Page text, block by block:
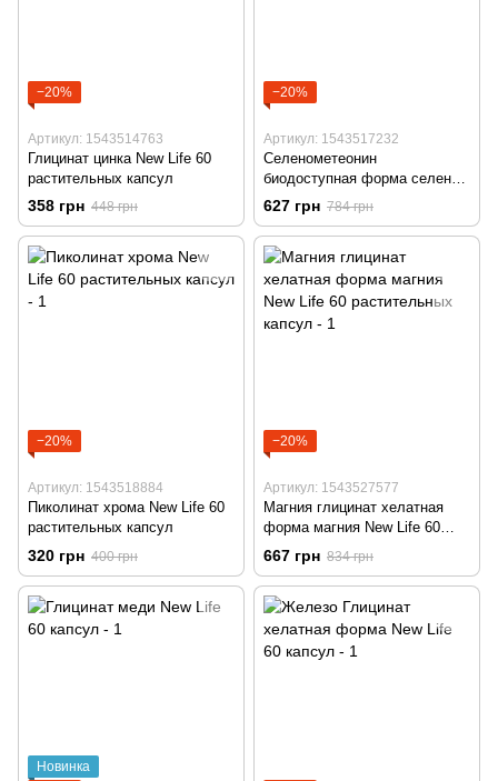
−20%
Артикул: 1543514763
Глицинат цинка New Life 60
растительных капсул
358 грн 448 грн
−20%
Артикул: 1543517232
Селенометеонин
биодоступная форма селена
New Life 60 растительных
капсул
627 грн 784 грн
−20%
Артикул: 1543518884
Пиколинат хрома New Life 60
растительных капсул
320 грн 400 грн
−20%
Артикул: 1543527577
Магния глицинат хелатная
форма магния New Life 60
растительных капсул
667 грн 834 грн
Новинка